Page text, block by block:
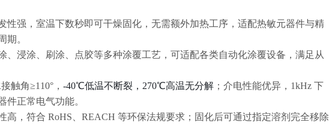
性强，室温下数秒即可干燥固化，无需额外加热工序，适配热敏元器件与精
期。
、浸涂、刷涂、点胶等多种涂覆工艺，可适配各类自动化涂覆设备，满足从
触角≥110°， -40℃低温不断裂，270℃高温无分解 ；介电性能优异，1kHz 下
件正常电气功能。
高，符合 RoHS、REACH 等环保法规要求；固化后可通过指定溶剂完全移除